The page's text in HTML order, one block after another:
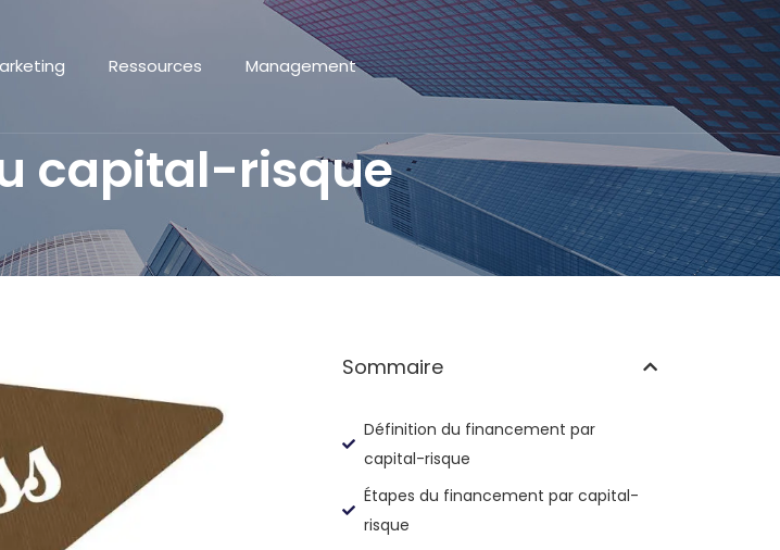
Ressources Management
capital-risque
Sommaire
Définition du financement par
capital-risque
Étapes du financement par capital-
risque